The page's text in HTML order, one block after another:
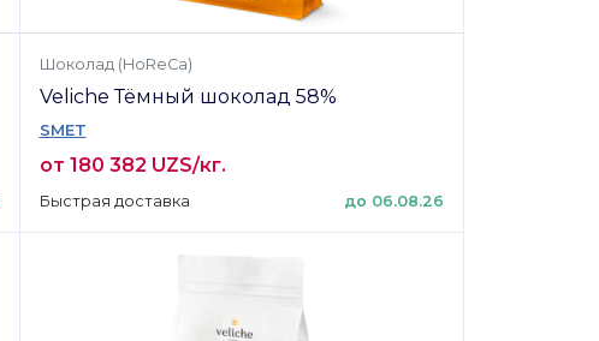
Шоколад (HoReCa)
Veliche Тёмный шоколад 58%
SMET
от 180 382 UZS/кг.
Быстрая доставка до 06.08.26